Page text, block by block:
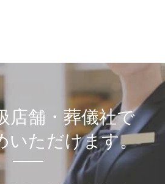
店舗・葬儀社で
いただけます。